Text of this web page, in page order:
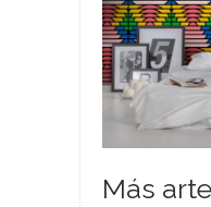
Más